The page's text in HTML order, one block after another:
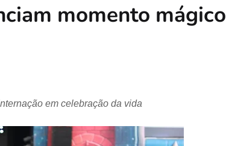
momento mágico
em celebração da vida